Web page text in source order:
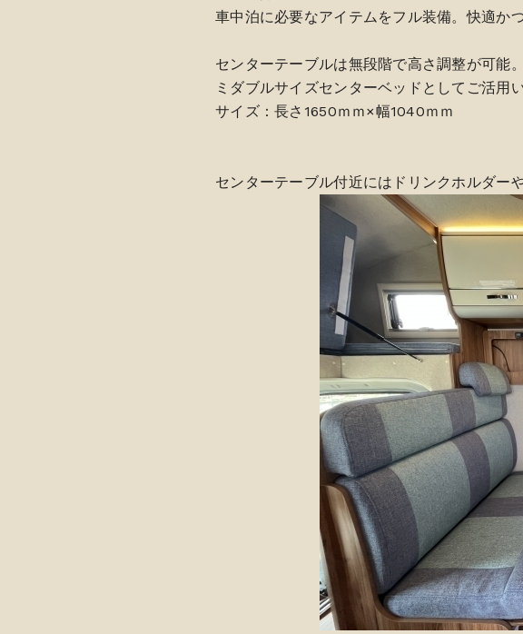
車中泊に必要なアイテムをフル装備。快適か
センターテーブルは無段階で高さ調整が可能
ミダブルサイズセンターベッドとしてご活用
サイズ：長さ1650ｍｍ×幅1040ｍｍ
センターテーブル付近にはドリンクホルダー